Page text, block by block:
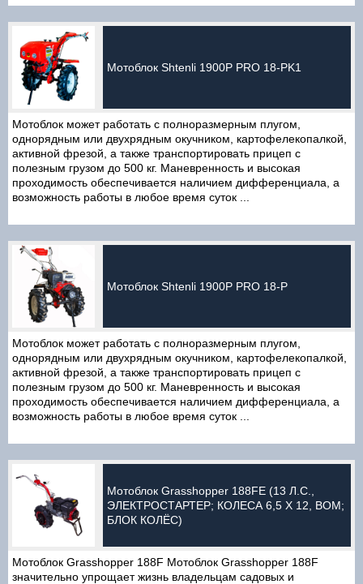
Мотоблок Shtenli 1900P PRO 18-PK1
Мотоблок может работать с полноразмерным плугом,
однорядным или двухрядным окучником, картофелекопалкой,
активной фрезой, а также транспортировать прицеп с
полезным грузом до 500 кг. Маневренность и высокая
проходимость обеспечивается наличием дифференциала, а
возможность работы в любое время суток ...
Мотоблок Shtenli 1900P PRO 18-P
Мотоблок может работать с полноразмерным плугом,
однорядным или двухрядным окучником, картофелекопалкой,
активной фрезой, а также транспортировать прицеп с
полезным грузом до 500 кг. Маневренность и высокая
проходимость обеспечивается наличием дифференциала, а
возможность работы в любое время суток ...
Мотоблок Grasshopper 188FE (13 Л.С.,
ЭЛЕКТРОСТАРТЕР; КОЛЕСА 6,5 X 12, ВОМ;
БЛОК КОЛЁС)
Мотоблок Grasshopper 188F Мотоблок Grasshopper 188F
значительно упрощает жизнь владельцам садовых и